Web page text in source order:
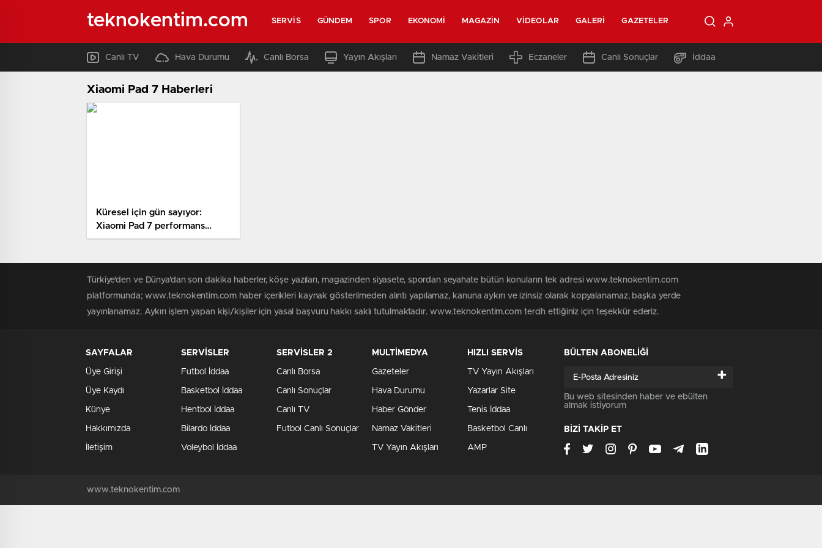
teknokentim.com SERVIS GÜNDEM SPOR EKONOMI MAGAZIN VIDEOLAR GALERI GAZETELER
Canlı TV Hava Durumu Canlı Borsa Yayın Akışları Namaz Vakitleri Eczaneler Canlı Sonuçlar İddaa
Xiaomi Pad 7 Haberleri
Küresel için gün sayıyor:
Xiaomi Pad 7 performans
testinde!
Türkiye'den ve Dünya’dan son dakika haberler, köşe yazıları, magazinden siyasete, spordan seyahate bütün konuların tek adresi www.teknokentim.com
platformunda; www.teknokentim.com haber içerikleri kaynak gösterilmeden alıntı yapılamaz, kanuna aykırı ve izinsiz olarak kopyalanamaz, başka yerde
yayınlanamaz. Aykırı işlem yapan kişi/kişiler için yasal başvuru hakkı saklı tutulmaktadır. www.teknokentim.com tercih ettiğiniz için teşekkür ederiz.
SAYFALAR
Üye Girişi
Üye Kaydı
Künye
Hakkımızda
İletişim
SERVİSLER
Futbol İddaa
Basketbol İddaa
Hentbol İddaa
Bilardo İddaa
Voleybol İddaa
SERVİSLER 2
Canlı Borsa
Canlı Sonuçlar
Canlı TV
Futbol Canlı Sonuçlar
MULTİMEDYA
Gazeteler
Hava Durumu
Haber Gönder
Namaz Vakitleri
TV Yayın Akışları
HIZLI SERVİS
TV Yayın Akışları
Yazarlar Site
Tenis İddaa
Basketbol Canlı
AMP
BÜLTEN ABONELİĞİ
+
Bu web sitesinden haber ve ebülten
almak istiyorum
BİZİ TAKİP ET
www.teknokentim.com